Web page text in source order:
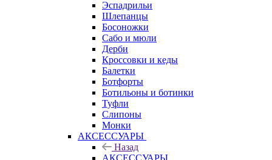
Эспадрильи
Шлепанцы
Босоножки
Сабо и мюли
Дерби
Кроссовки и кеды
Балетки
Ботфорты
Ботильоны и ботинки
Туфли
Слипоны
Монки
АКСЕССУАРЫ
Назад
АКСЕССУАРЫ